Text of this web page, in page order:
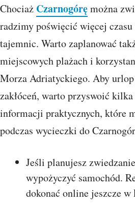
Chociaż Czarnogóręmożna
radzimy poświęcić więcej
tajemnic. Warto zaplanować
miejscowych plażach i
Morza Adriatyckiego. Aby urlop
zakłóceń, warto przyswoić
informacji praktycznych, które
podczas wycieczki do
Jeśli planujesz
wypożyczyć samochód.
dokonać online jeszcze w